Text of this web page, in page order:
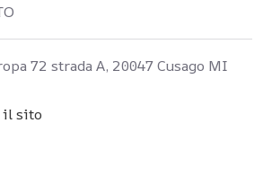
72 strada A, 20047 Cusago MI
il sito